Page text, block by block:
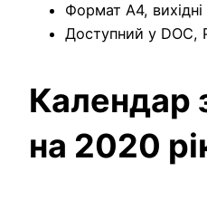
Формат A4,
Доступний у DOC,
Календар
на 2020